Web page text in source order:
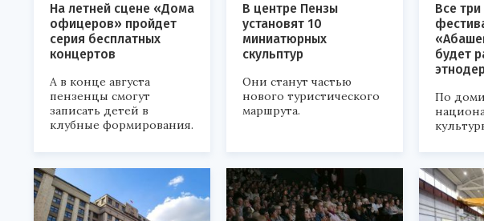
На летней сцене «Дома
офицеров» пройдет
серия бесплатных
концертов
А в конце августа
пензенцы смогут
записать детей в
клубные формирования.
В центре Пензы
установят 10
миниатюрных
скульптур
Они станут частью
нового туристического
маршрута.
Все
будет
По